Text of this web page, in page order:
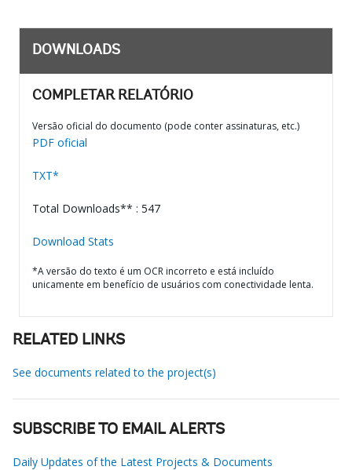
DOWNLOADS
COMPLETAR RELATÓRIO
Versão oficial do documento (pode conter assinaturas, etc.)
PDF oficial
TXT*
Total Downloads** : 547
Download Stats
*A versão do texto é um OCR incorreto e está incluído
unicamente em benefício de usuários com conectividade lenta.
RELATED LINKS
See documents related to the project(s)
SUBSCRIBE TO EMAIL ALERTS
Daily Updates of the Latest Projects & Documents